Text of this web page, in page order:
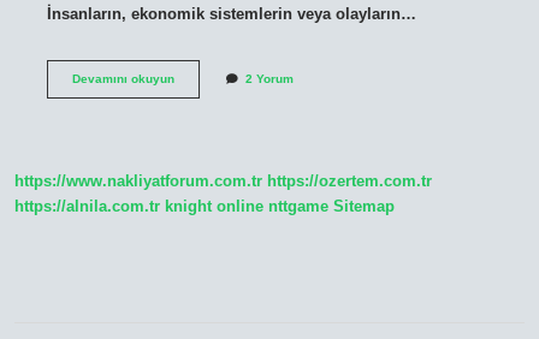
İnsanların, ekonomik sistemlerin veya olayların…
Devamını okuyunMakro
yaklaşım
2 Yorum
https://www.nakliyatforum.com.tr https://ozertem.com.tr
https://alnila.com.tr knight online nttgame Sitemap